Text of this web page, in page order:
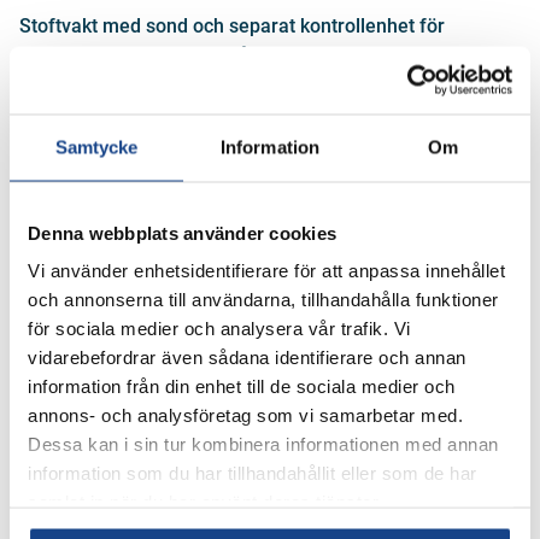
Samtycke Information Om
Denna webbplats använder cookies
Vi använder enhetsidentifierare för att anpassa innehållet
och annonserna till användarna, tillhandahålla funktioner
för sociala medier och analysera vår trafik. Vi
vidarebefordrar även sådana identifierare och annan
information från din enhet till de sociala medier och
annons- och analysföretag som vi samarbetar med.
Dessa kan i sin tur kombinera informationen med annan
information som du har tillhandahållit eller som de har
Stoftvakt med sond och separat kontrollenhet för
filterövervakning. mA-utgång i 0-100%. Kan även
FÅ OFFERT
Tekniska dokument
Datablad
Datablad engelska LADDA NER